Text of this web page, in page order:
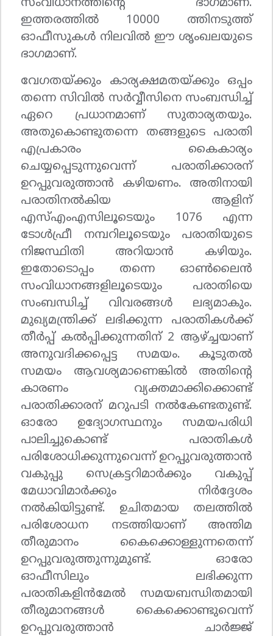
ഇത്തരത്തില്‍ 10000 ത്തിനടുത്ത്
ഓഫീസുകള്‍ നിലവില്‍ ഈ ശൃംഖലയുടെ
ഭാഗമാണ്.
വേഗതയ്ക്കും കാര്യക്ഷമതയ്ക്കും ഒപ്പം
തന്നെ സിവില്‍ സര്‍വ്വീസിനെ സംബന്ധിച്ച്
ഏറെ പ്രധാനമാണ് സുതാര്യതയും.
അതുകൊണ്ടുതന്നെ തങ്ങളുടെ പരാതി
എപ്രകാരം കൈകാര്യം
ചെയ്യപ്പെടുന്നുവെന്ന് പരാതിക്കാരന്
ഉറപ്പുവരുത്താന്‍ കഴിയണം. അതിനായി
പരാതിനല്‍കിയ ആളിന്
എസ്എംഎസിലൂടെയും 1076 എന്ന
ടോള്‍ഫ്രീ നമ്പറിലൂടെയും പരാതിയുടെ
നിജസ്ഥിതി അറിയാന്‍ കഴിയും.
ഇതോടൊപ്പം തന്നെ ഓണ്‍ലൈന്‍
സംവിധാനങ്ങളിലൂടെയും പരാതിയെ
സംബന്ധിച്ച് വിവരങ്ങള്‍ ലഭ്യമാകും.
മുഖ്യമന്ത്രിക്ക് ലഭിക്കുന്ന പരാതികള്‍ക്ക്
തീര്‍പ്പ് കല്‍പ്പിക്കുന്നതിന് 2 ആഴ്ച്ചയാണ്
അനുവദിക്കപ്പെട്ട സമയം. കൂടുതല്‍
സമയം ആവശ്യമാണെങ്കില്‍ അതിന്റെ
കാരണം വ്യക്തമാക്കിക്കൊണ്ട്
പരാതിക്കാരന് മറുപടി നല്‍കേണ്ടതുണ്ട്.
ഓരോ ഉദ്യോഗസ്ഥനും സമയപരിധി
പാലിച്ചുകൊണ്ട് പരാതികള്‍
പരിശോധിക്കുന്നുവെന്ന് ഉറപ്പുവരുത്താന്‍
വകുപ്പു സെക്രട്ടറിമാര്‍ക്കും വകുപ്പ്
മേധാവിമാര്‍ക്കും നിര്‍ദ്ദേശം
നല്‍കിയിട്ടുണ്ട്. ഉചിതമായ തലത്തില്‍
പരിശോധന നടത്തിയാണ് അന്തിമ
തീരുമാനം കൈക്കൊള്ളുന്നതെന്ന്
ഉറപ്പുവരുത്തുന്നുമുണ്ട്. ഓരോ
ഓഫീസിലും ലഭിക്കുന്ന
പരാതികളിന്‍മേല്‍ സമയബന്ധിതമായി
തീരുമാനങ്ങള്‍ കൈക്കൊണ്ടുവെന്ന്
ഉറപ്പുവരുത്താന്‍ ചാര്‍ജ്ജ്